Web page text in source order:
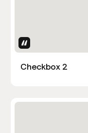
Checkbox 2